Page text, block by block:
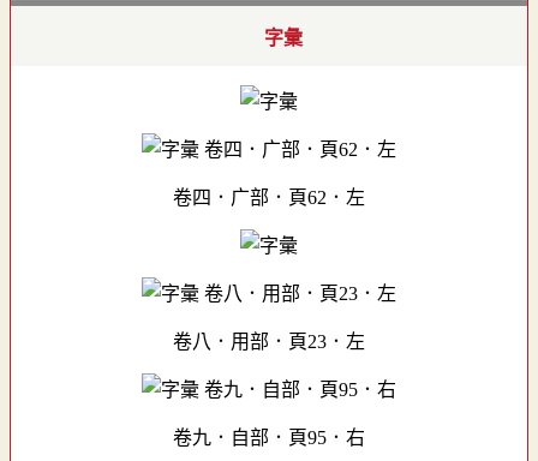
字彙
卷四．广部．頁62．左
卷八．用部．頁23．左
卷九．自部．頁95．右